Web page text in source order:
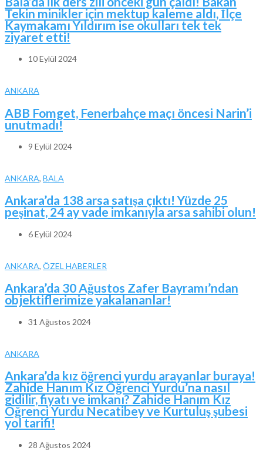
Tekin minikler için mektup kaleme aldı, İlçe
Kaymakamı Yıldırım ise okulları tek tek
ziyaret etti!
10 Eylül 2024
ANKARA
ABB Fomget, Fenerbahçe maçı öncesi Narin’i
unutmadı!
9 Eylül 2024
ANKARA, BALA
Ankara’da 138 arsa satışa çıktı! Yüzde 25
peşinat, 24 ay vade imkanıyla arsa sahibi olun!
6 Eylül 2024
ANKARA, ÖZEL HABERLER
Ankara’da 30 Ağustos Zafer Bayramı’ndan
objektiflerimize yakalananlar!
31 Ağustos 2024
ANKARA
Ankara’da kız öğrenci yurdu arayanlar buraya!
Zahide Hanım Kız Öğrenci Yurdu’na nasıl
gidilir, fiyatı ve imkanı? Zahide Hanım Kız
Öğrenci Yurdu Necatibey ve Kurtuluş şubesi
yol tarifi!
28 Ağustos 2024